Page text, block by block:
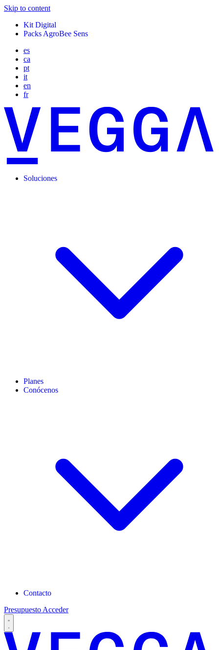
Skip to content
Kit Digital
Packs AgroBee Sens
es
ca
pt
it
en
fr
Soluciones
Planes
Conócenos
Contacto
PresupuestoAcceder